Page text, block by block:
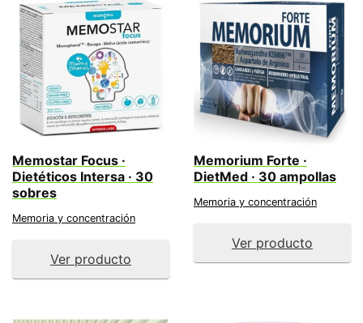
Memostar Focus ·
Dietéticos Intersa · 30
sobres
Memoria y concentración
Ver producto
Memorium Forte ·
DietMed · 30 ampollas
Memoria y concentración
Ver producto